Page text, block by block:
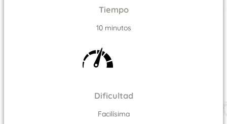
Tiempo
10 minutos
Dificultad
Facilísima